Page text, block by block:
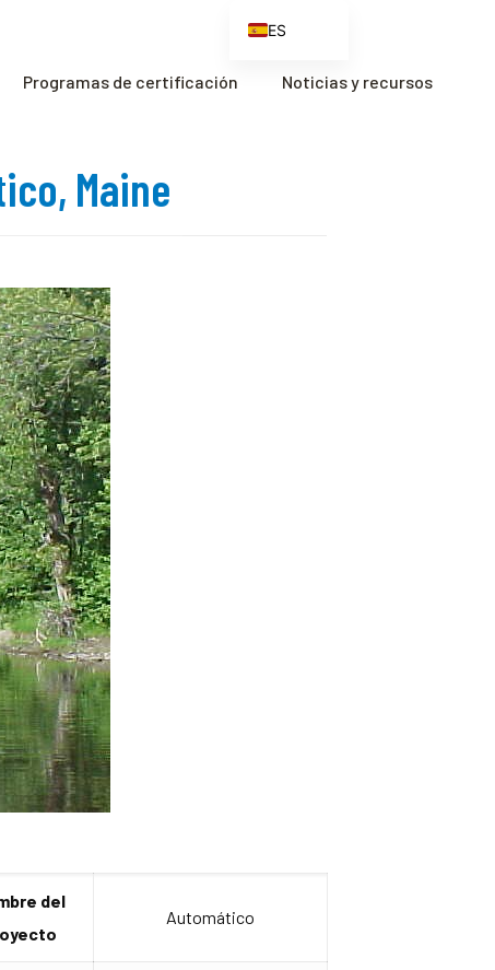
Programas de certificación Noticias y recursos
Maine
del
Automático
ES